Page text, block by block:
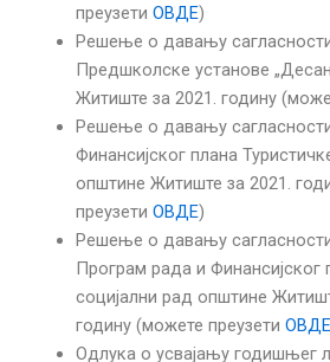
преузети ОВДЕ)
Решење о давању
Предшколске установе
Житиште за 2021. годину
Решење о давању
Финансијског плана
општине Житиште за 2021.
преузети ОВДЕ)
Решење о давању
Програм рада и Финансијског
социјални рад општине
годину (можете преузети ОВДЕ
Одлука о усвајању годишњег